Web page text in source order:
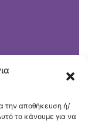
την αποθήκευση ή/
το κάνουμε για να
μ.μ.